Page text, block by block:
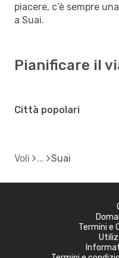
piacere, c’è sempre
a Suai.
Pianificare il
Città popolari
Voli Suai
Termini e